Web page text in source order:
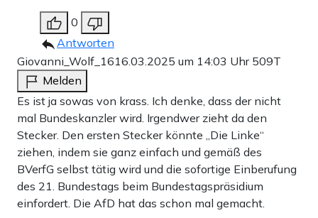
0
Antworten
Giovanni_Wolf_1616.03.2025 um 14:03 Uhr 509T
Melden
Es ist ja sowas von krass. Ich denke, dass der nicht
mal Bundeskanzler wird. Irgendwer zieht da den
Stecker. Den ersten Stecker könnte „Die Linke“
ziehen, indem sie ganz einfach und gemäß des
BVerfG selbst tätig wird und die sofortige Einberufung
des 21. Bundestags beim Bundestagspräsidium
einfordert. Die AfD hat das schon mal gemacht.